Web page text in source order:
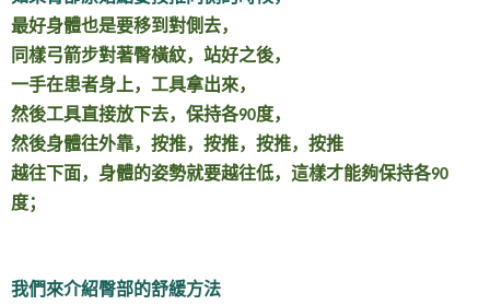
最好身體也是要移到對側去，
同樣弓箭步對著臀橫紋，站好之後，
一手在患者身上，工具拿出來，
然後工具直接放下去，保持各90度，
然後身體往外靠，按推，按推，按推，按推
越往下面，身體的姿勢就要越往低，這樣才能夠保持各90
度；
我們來介紹臀部的舒緩方法